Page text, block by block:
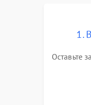
1.
Оставьте